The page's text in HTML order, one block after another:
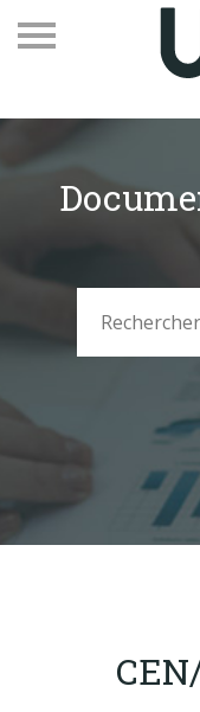
Recevez notre
Vos contacts
Espace adhérents
EN
Qui sommes-nous
Produits
Publications